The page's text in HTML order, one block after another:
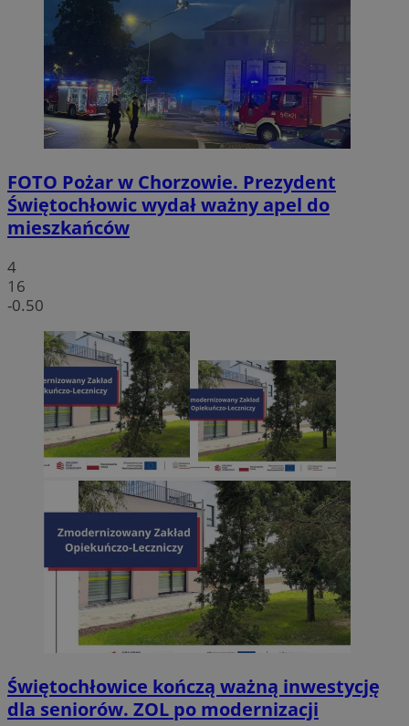
FOTO Pożar w Chorzowie. Prezydent
Świętochłowic wydał ważny apel do
mieszkańców
4
16
-0.50
Świętochłowice kończą ważną inwestycję
dla seniorów. ZOL po modernizacji